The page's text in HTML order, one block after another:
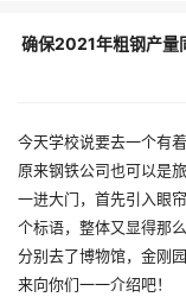
确保2021年粗钢产量
今天学校说要去一个有
原来钢铁公司也可以是
一进大门，首先引入眼
个标语，整体又显得那
分别去了博物馆，金刚
来向你们一一介绍吧！